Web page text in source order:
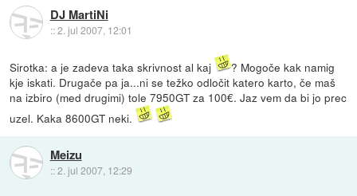
DJ MartiNi
::2. jul 2007, 12:01
Sirotka: a je zadeva taka skrivnost al kaj
? Mogoče kak namig
kje iskati. Drugače pa ja...ni se težko odločit katero karto, če maš
na izbiro (med drugimi) tole 7950GT za 100€. Jaz vem da bi jo prec
uzel. Kaka 8600GT neki.
Meizu
::2. jul 2007, 12:29